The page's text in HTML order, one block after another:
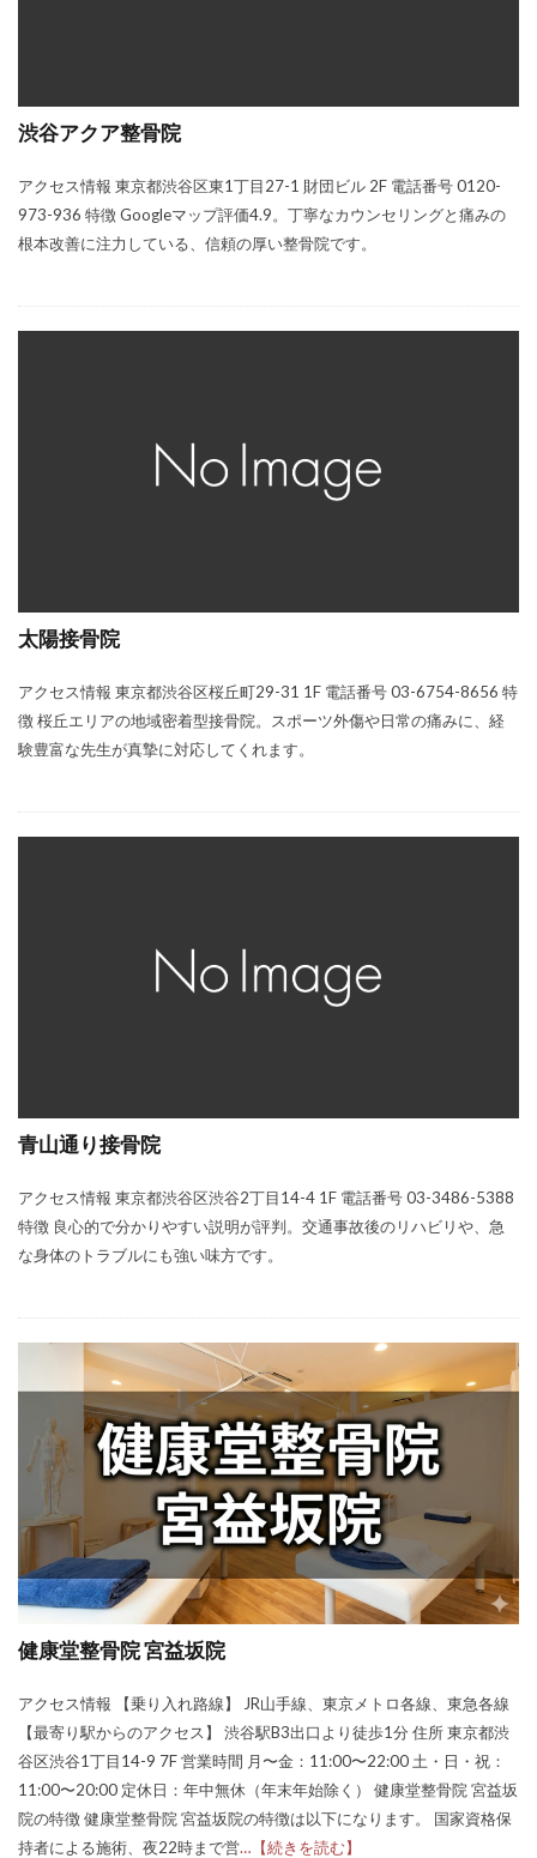
渋谷アクア整骨院
アクセス情報 東京都渋谷区東1丁目27-1 財団ビル 2F 電話番号 0120-
973-936 特徴 Googleマップ評価4.9。丁寧なカウンセリングと痛みの
根本改善に注力している、信頼の厚い整骨院です。
太陽接骨院
アクセス情報 東京都渋谷区桜丘町29-31 1F 電話番号 03-6754-8656 特
徴 桜丘エリアの地域密着型接骨院。スポーツ外傷や日常の痛みに、経
験豊富な先生が真摯に対応してくれます。
青山通り接骨院
アクセス情報 東京都渋谷区渋谷2丁目14-4 1F 電話番号 03-3486-5388
特徴 良心的で分かりやすい説明が評判。交通事故後のリハビリや、急
な身体のトラブルにも強い味方です。
健康堂整骨院 宮益坂院
アクセス情報 【乗り入れ路線】 JR山手線、東京メトロ各線、東急各線
【最寄り駅からのアクセス】 渋谷駅B3出口より徒歩1分 住所 東京都渋
谷区渋谷1丁目14-9 7F 営業時間 月〜金：11:00〜22:00 土・日・祝：
11:00〜20:00 定休日：年中無休（年末年始除く） 健康堂整骨院 宮益坂
院の特徴 健康堂整骨院 宮益坂院の特徴は以下になります。 国家資格保
持者による施術、夜22時まで営…【続きを読む】